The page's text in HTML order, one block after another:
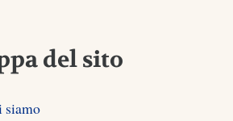
del sito
siamo